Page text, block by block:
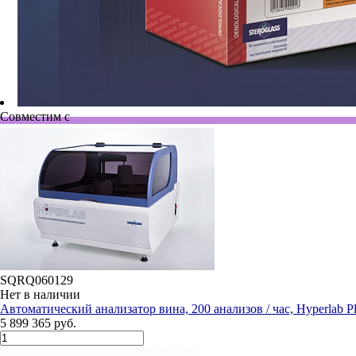
Совместим с
SQRQ060129
Нет в наличии
Автоматический анализатор вина, 200 анализов / час, Hyperlab
5 899 365 руб.